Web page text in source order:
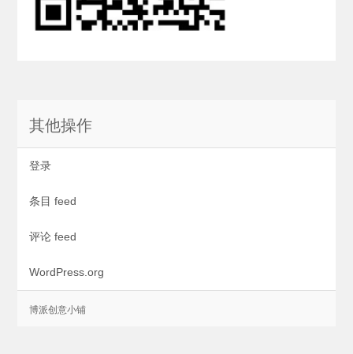
其他操作
登录
条目 feed
评论 feed
WordPress.org